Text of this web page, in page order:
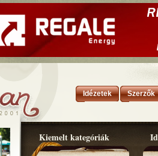
Idézetek Szerzők
Kiemelt kategóriák